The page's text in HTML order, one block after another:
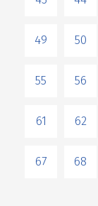
49 50
55 56
61 62
67 68